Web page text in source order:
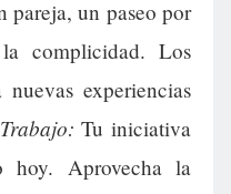
pareja, un paseo por
complicidad. Los
experiencias
Trabajo: Tu iniciativa
hoy. Aprovecha la